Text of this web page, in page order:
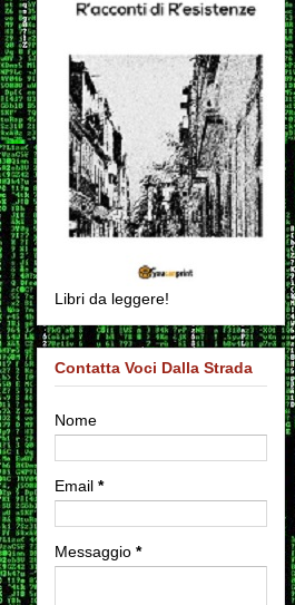
Libri da leggere!
Contatta Voci Dalla Strada
Nome
Email *
Messaggio *